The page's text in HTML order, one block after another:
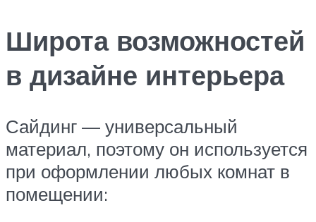
Широта возможностей
в дизайне интерьера
Сайдинг — универсальный
материал, поэтому он используется
при оформлении любых комнат в
помещении: